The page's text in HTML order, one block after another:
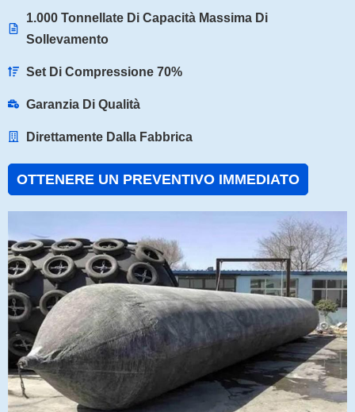
1.000 Tonnellate Di Capacità Massima Di
Sollevamento
Set Di Compressione 70%
Garanzia Di Qualità
Direttamente Dalla Fabbrica
OTTENERE UN PREVENTIVO IMMEDIATO